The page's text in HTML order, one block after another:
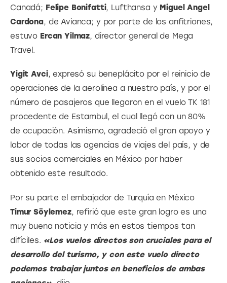
Canadá; Felipe Bonifatti, Lufthansa y Miguel Angel
Cardona, de Avianca; y por parte de los anfitriones,
estuvo Ercan Yilmaz, director general de Mega
Travel.
Yigit Avci, expresó su beneplácito por el reinicio de
operaciones de la aerolínea a nuestro país, y por el
número de pasajeros que llegaron en el vuelo TK 181
procedente de Estambul, el cual llegó con un 80%
de ocupación. Asimismo, agradeció el gran apoyo y
labor de todas las agencias de viajes del país, y de
sus socios comerciales en México por haber
obtenido este resultado.
Por su parte el embajador de Turquía en México
Timur Söylemez, refirió que este gran logro es una
muy buena noticia y más en estos tiempos tan
difíciles. «Los vuelos directos son cruciales para el
desarrollo del turismo, y con este vuelo directo
podemos trabajar juntos en beneficios de ambas